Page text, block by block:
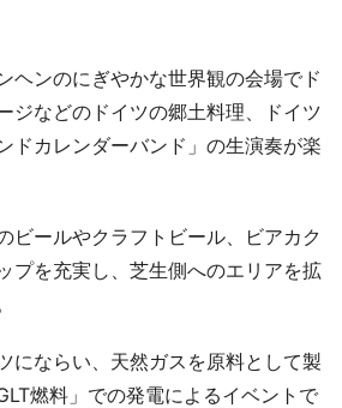
ヘンのにぎやかな世界観の会場でド
ジなどのドイツの郷土料理、ドイツ
ドカレンダーバンド」の生演奏が楽
ビールやクラフトビール、ビアカク
プを充実し、芝生側へのエリアを拡
にならい、天然ガスを原料として製
燃料」での発電によるイベントで